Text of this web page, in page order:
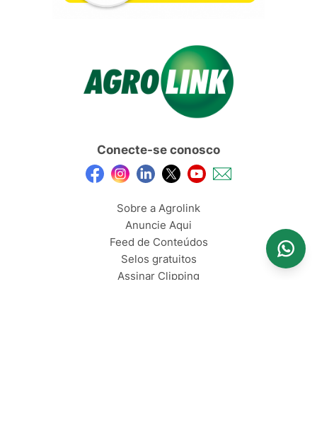
Conecte-se conosco
Sobre a Agrolink
Anuncie Aqui
Feed de Conteúdos
Selos gratuitos
Assinar Clipping